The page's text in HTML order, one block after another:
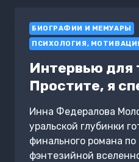
БИОГРАФИИ И МЕМУАРЫ
ПСИХОЛОГИЯ,
Интервью для
Простите, я
Инна Федералова
уральской глубинки
финального романа
фэнтезийной